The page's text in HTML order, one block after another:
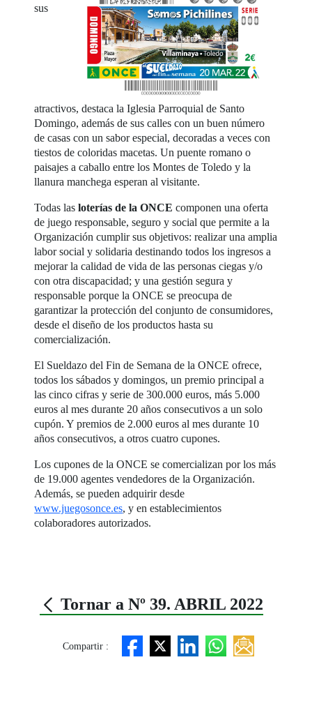
sus
atractivos, destaca la Iglesia Parroquial de Santo
Domingo, además de sus calles con un buen número
de casas con un sabor especial, decoradas a veces con
tiestos de coloridas macetas. Un puente romano o
paisajes a caballo entre los Montes de Toledo y la
llanura manchega esperan al visitante.
Todas lasloterías de la ONCE componen una oferta
de juego responsable, seguro y social que permite a la
Organización cumplir sus objetivos: realizar una amplia
labor social y solidaria destinando todos los ingresos a
mejorar la calidad de vida de las personas ciegas y/o
con otra discapacidad; y una gestión segura y
responsable porque la ONCE se preocupa de
garantizar la protección del conjunto de consumidores,
desde el diseño de los productos hasta su
comercialización.
El Sueldazo del Fin de Semana de la ONCE ofrece,
todos los sábados y domingos, un premio principal a
las cinco cifras y serie de 300.000 euros, más 5.000
euros al mes durante 20 años consecutivos a un solo
cupón. Y premios de 2.000 euros al mes durante 10
años consecutivos, a otros cuatro cupones.
Los cupones de la ONCE se comercializan por los más
de 19.000 agentes vendedores de la Organización.
Además, se pueden adquirir desde
www.juegosonce.es, y en establecimientos
colaboradores autorizados.
Tornar a Nº 39. ABRIL 2022
Compartir :